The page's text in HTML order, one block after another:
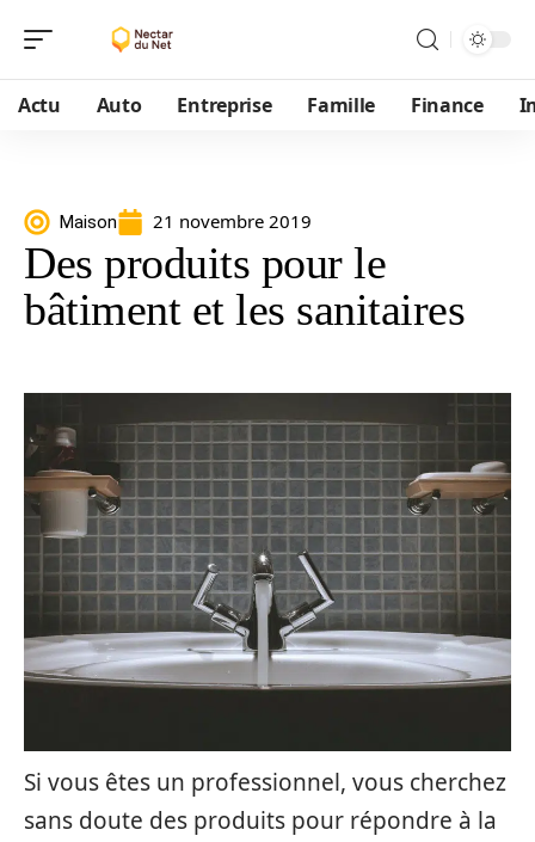
Actu Auto Entreprise Famille Finance
Maison 21 novembre 2019
Des produits pour le
bâtiment et les sanitaires
Si vous êtes un professionnel, vous cherchez
sans doute des produits pour répondre à la